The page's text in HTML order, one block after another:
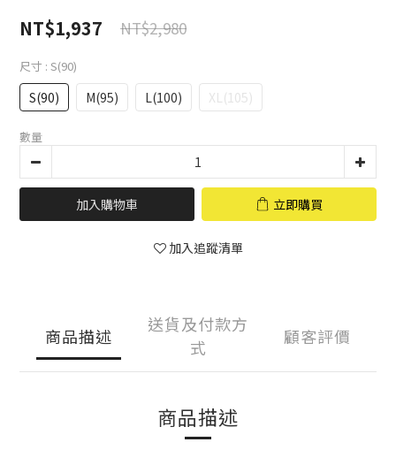
NT$1,937 NT$2,980
尺寸 : S(90)
S(90) M(95) L(100) XL(105)
數量
加入購物車 立即購買
加入追蹤清單
商品描述
送貨及付款方
式
顧客評價
商品描述